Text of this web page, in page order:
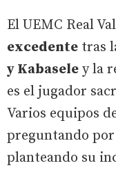
El UEMC Real
excedente tras
y Kabasele y la
es el jugador
Varios equipos
preguntando
planteando su